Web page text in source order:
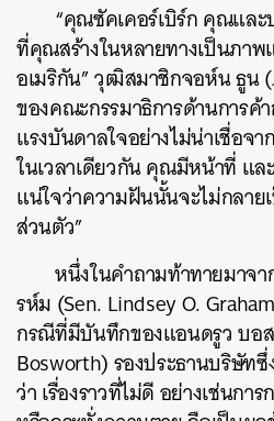
“คุณซัคเคอร์เบิร์ก คุณและ
ที่คุณสร้างในหลายทางเป็นภา
อเมริกัน” วุฒิสมาชิกจอห์น ธูน
ของคณะกรรมาธิการด้านการค้
แรงบันดาลใจอย่างไม่น่าเชื่อจ
ในเวลาเดียวกัน คุณมีหน้าที่ แ
แน่ใจว่าความฝันนั้นจะไม่กลา
ส่วนตัว”
หนึ่งในคำถามท้าทายมาจ
รห์ม (Sen. Lindsey O.
กรณีที่มีบันทึกของแอนดรูว บอ
Bosworth) รองประธานบริษัท
ว่า เรื่องราวที่ไม่ดี อย่างเช่นก